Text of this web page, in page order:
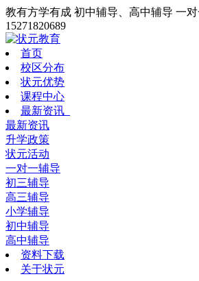
教有方学有成 初中辅导、高中辅导 一
15271820689
首页
校区分布
状元优势
课程中心
最新资讯
最新资讯
升学政策
状元活动
一对一辅导
初三辅导
高三辅导
小学辅导
初中辅导
高中辅导
资料下载
关于状元